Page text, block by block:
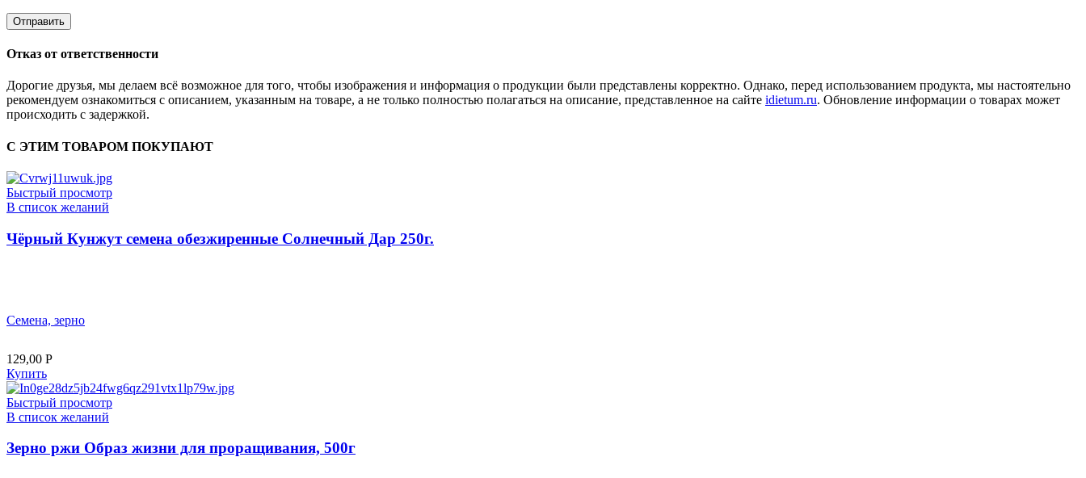
Отказ от ответственности
Дорогие друзья, мы делаем всё возможное для того, чтобы изображения и информация о продукции были представлены корректно. Однако, перед использованием продукта, мы настоятельно
рекомендуем ознакомиться с описанием, указанным на товаре, а не только полностью полагаться на описание, представленное на сайте idietum.ru. Обновление информации о товарах может
происходить с задержкой.
С ЭТИМ ТОВАРОМ ПОКУПАЮТ
Быстрый просмотр
В список желаний
Чёрный Кунжут семена обезжиренные Солнечный Дар 250г.
Семена, зерно
129,00 Р
Купить
Быстрый просмотр
В список желаний
Зерно ржи Образ жизни для проращивания, 500г